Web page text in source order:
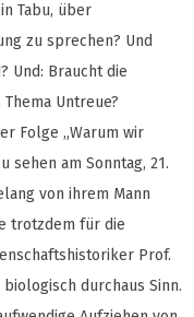
Tabu, über
zu sprechen? Und
Und: Braucht die
Untreue?
Folge „Warum wir
sehen am Sonntag, 21.
von ihrem Mann
trotzdem für die
Prof.
durchaus Sinn.